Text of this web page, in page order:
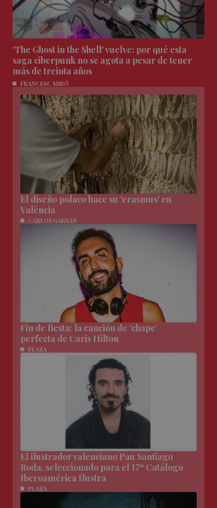
'The Ghost in the Shell' vuelve: por qué esta
saga ciberpunk no se agota a pesar de tener
más de treinta años
FRANCESC MIRÓ
El diseño polaco hace su 'erasmus' en
València
CARLOS GARSÁN
Fin de fiesta: la canción de 'chape'
perfecta de Caris Hilton
PLAZA
El ilustrador valenciano Pau Santiago
Roda, seleccionado para el 17º Catálogo
Iberoamérica Ilustra
PLAZA